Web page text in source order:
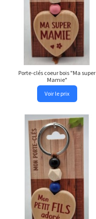
Porte-clés coeur bois "Ma super
Mamie"
Voir le prix